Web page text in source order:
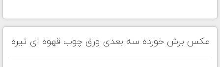
عکس برش خورده سه بعدی ورق چوب قهوه ای تیره